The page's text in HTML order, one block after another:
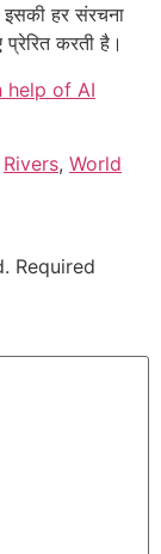
हर संरचना
करती है।
help of AI
Rivers, World
Required